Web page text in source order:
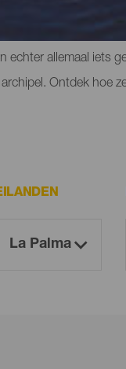
van het eiland
echter allemaal iets
Ontdek hoe